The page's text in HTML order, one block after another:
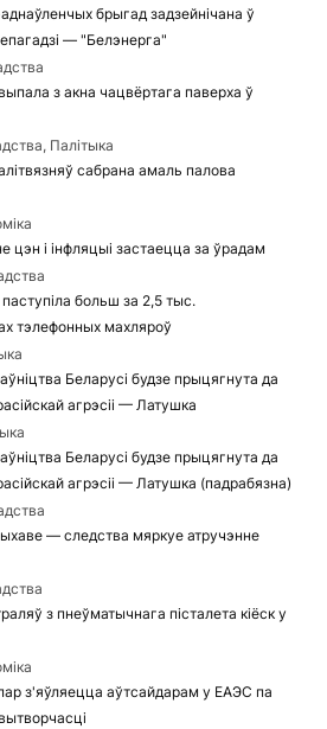
брыгад задзейнічана ў
— "Белэнерга"
з акна чацвёртага паверха ў
Палітыка
сабрана амаль палова
цэн і інфляцыі застаецца за ўрадам
больш за 2,5 тыс.
тэлефонных махляроў
Беларусі будзе прыцягнута да
агрэсіі — Латушка
Беларусі будзе прыцягнута да
агрэсіі — Латушка (падрабязна)
— следства мяркуе атручэнне
з пнеўматычнага пісталета кіёск у
з'яўляецца аўтсайдарам у ЕАЭС па